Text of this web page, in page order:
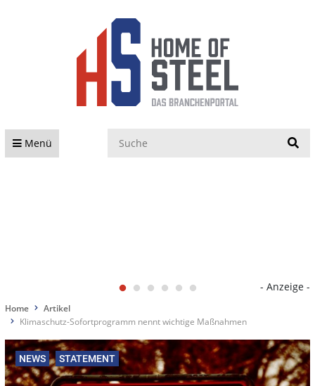
Menü
- Anzeige -
Home
Artikel
Klimaschutz-Sofortprogramm nennt wichtige Maßnahmen
NEWS STATEMENT